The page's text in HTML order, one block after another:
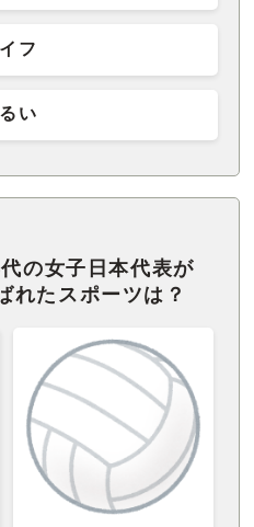
フ
い
の女子日本代表が
れたスポーツは？